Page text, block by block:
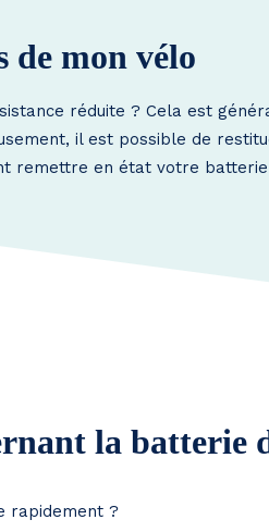
de mon vélo
réduite ? Cela est
il est possible de
remettre en état votre batterie
la batterie
rapidement ?